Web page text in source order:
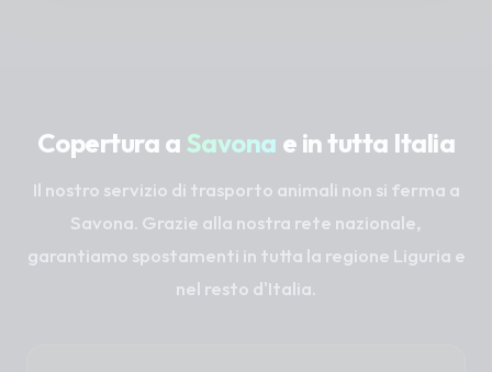
Copertura a Savona e in tutta Italia
Il nostro servizio di trasporto animali non si ferma a
Savona. Grazie alla nostra rete nazionale,
garantiamo spostamenti in tutta la regione Liguria e
nel resto d'Italia.